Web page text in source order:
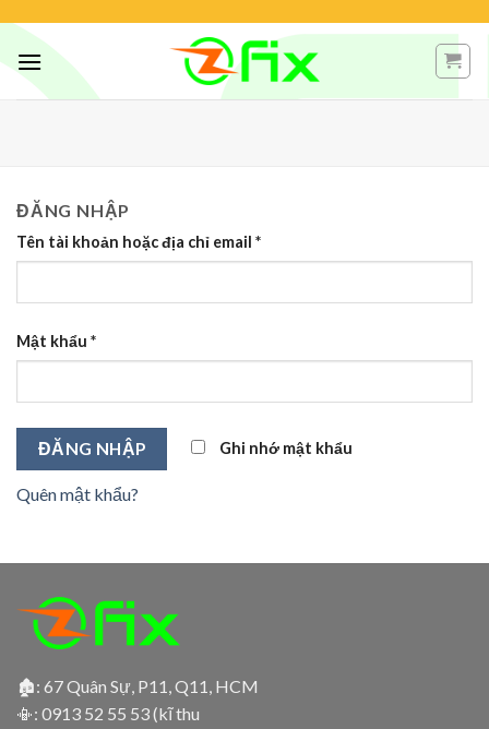
content
ĐĂNG NHẬP
Tên tài khoản hoặc địa chỉ email *
Mật khẩu *
Ghi nhớ mật khẩu
Quên mật khẩu?
🏚: 67 Quân Sự, P11, Q11, HCM
📳: 0913 52 55 53 (kĩ thu